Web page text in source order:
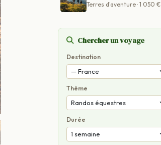
Terres d'aventure · 1 050 €
Chercher un voyage
Destination
Thème
Durée